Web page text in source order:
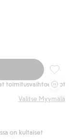
toimitusvaihtoehdot
Valitse Myymälä
on kultaiset